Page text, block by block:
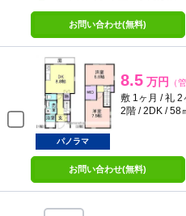
お問い合わせ(無料)
8.5 万円 （
敷 1ヶ月 / 礼 2
2階 / 2DK / 58
パノラマ
お問い合わせ(無料)